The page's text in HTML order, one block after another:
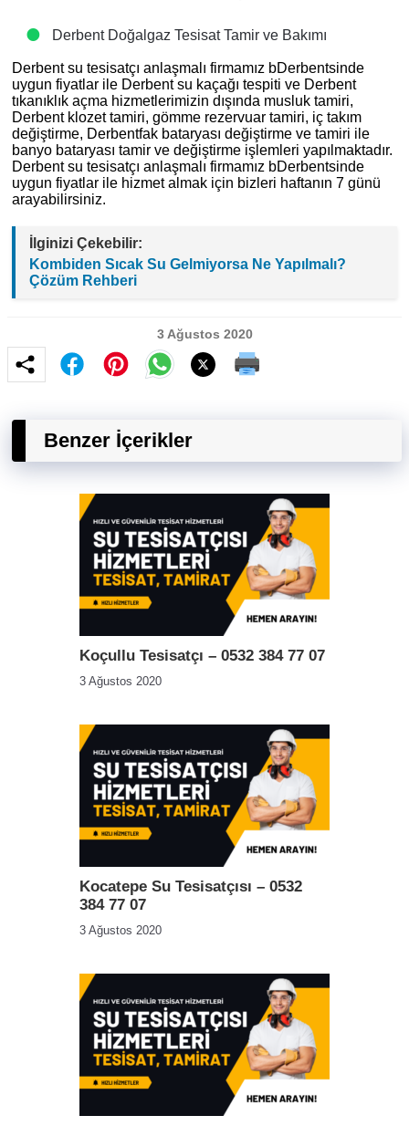
Derbent Doğalgaz Tesisat Tamir ve Bakımı
Derbent su tesisatçı anlaşmalı firmamız bDerbentsinde
uygun fiyatlar ile Derbent su kaçağı tespiti ve Derbent
tıkanıklık açma hizmetlerimizin dışında musluk tamiri,
Derbent klozet tamiri, gömme rezervuar tamiri, iç takım
değiştirme, Derbentfak bataryası değiştirme ve tamiri ile
banyo bataryası tamir ve değiştirme işlemleri yapılmaktadır.
Derbent su tesisatçı anlaşmalı firmamız bDerbentsinde
uygun fiyatlar ile hizmet almak için bizleri haftanın 7 günü
arayabilirsiniz.
İlginizi Çekebilir:
Kombiden Sıcak Su Gelmiyorsa Ne Yapılmalı?
Çözüm Rehberi
3 Ağustos 2020
Benzer İçerikler
Koçullu Tesisatçı – 0532 384 77 07
3 Ağustos 2020
Kocatepe Su Tesisatçısı – 0532
384 77 07
3 Ağustos 2020